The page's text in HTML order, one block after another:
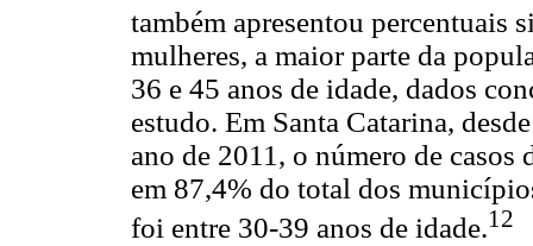
também apresentou percentuais
mulheres, a maior parte da
36 e 45 anos de idade, dados
estudo. Em Santa Catarina,
ano de 2011, o número de
em 87,4% do total dos
foi entre 30-39 anos de idade.12